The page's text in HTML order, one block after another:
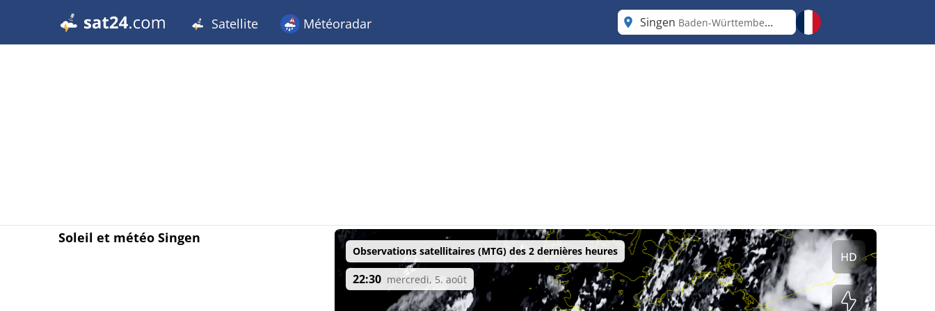
Satellite Météoradar Singen Baden-Württemberg
Soleil et météo Singen
Observations satellitaires (MTG) des 2 dernières heures
22:30 mercredi, 5. août